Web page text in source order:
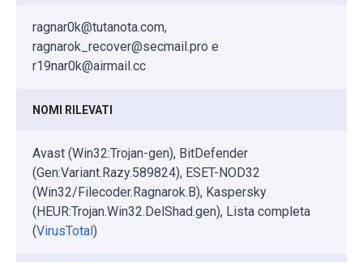
ragnar0k@tutanota.com,
ragnarok_recover@secmail.pro e
r19nar0k@airmail.cc
NOMI RILEVATI
Avast (Win32:Trojan-gen), BitDefender
(Gen:Variant.Razy.589824), ESET-NOD32
(Win32/Filecoder.Ragnarok.B), Kaspersky
(HEUR:Trojan.Win32.DelShad.gen), Lista completa
(VirusTotal)